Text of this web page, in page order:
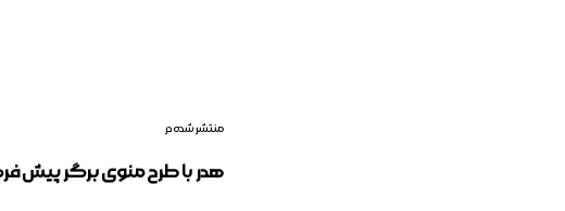
منتشر شده در
هدر با طرح منوی برگر پیش